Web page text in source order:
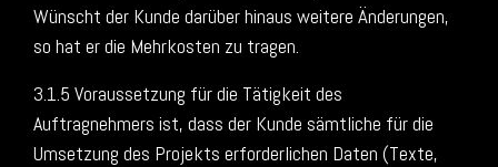
Wünscht der Kunde darüber hinaus weitere Änderungen,
so hat er die Mehrkosten zu tragen.
3.1.5 Voraussetzung für die Tätigkeit des
Auftragnehmers ist, dass der Kunde sämtliche für die
Umsetzung des Projekts erforderlichen Daten (Texte,